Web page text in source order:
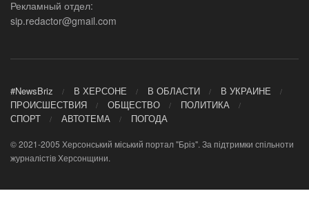
Рекламный отдел:
sip.redactor@gmail.com
#NewsBriz В ХЕРСОНЕ В ОБЛАСТИ
В УКРАИНЕ
ПРОИСШЕСТВИЯ
ОБЩЕСТВО
ПОЛИТИКА
СПОРТ
АВТОТЕМА ПОГОДА
© 2021-2005 Херсонський міський портал "Бріз". За підтримки спільноти
журналістів Херсонщини.